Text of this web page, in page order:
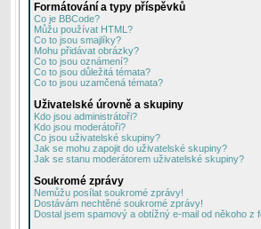
Formátování a typy příspěvků
Co je BBCode?
Můžu používat HTML?
Co to jsou smajlíky?
Mohu přidávat obrázky?
Co to jsou oznámení?
Co to jsou důležitá témata?
Co to jsou uzamčená témata?
Uživatelské úrovně a skupiny
Kdo jsou administrátoři?
Kdo jsou moderátoři?
Co jsou uživatelské skupiny?
Jak se mohu zapojit do uživatelské skupiny?
Jak se stanu moderátorem uživatelské skupiny?
Soukromé zprávy
Nemůžu posílat soukromé zprávy!
Dostávám nechtěné soukromé zprávy!
Dostal jsem spamový a obtížný e-mail od někoho z